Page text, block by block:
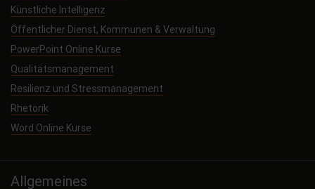
Künstliche Intelligenz
Öffentlicher Dienst, Kommunen & Verwaltung
PowerPoint Online Kurse
Qualitätsmanagement
Resilienz und Stressmanagement
Rhetorik
Word Online Kurse
Allgemeines